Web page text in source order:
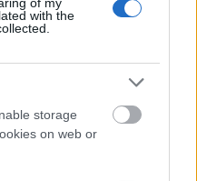
with the
storage
on web or
θα περιέχει ο
πλατφόρμας